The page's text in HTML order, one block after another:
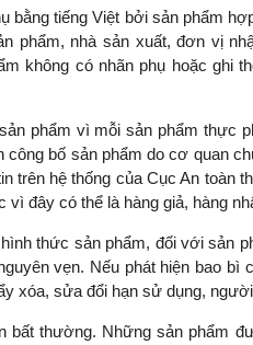
bằng tiếng Việt bởi sản phẩm
phẩm, nhà sản xuất, đơn vị
không có nhãn phụ hoặc ghi
phẩm vì mỗi sản phẩm thực
công bố sản phẩm do cơ quan
trên hệ thống của Cục An toàn
vì đây có thể là hàng giả, hàng
thức sản phẩm, đối với sản
vẹn. Nếu phát hiện bao bì
xóa, sửa đổi hạn sử dụng,
bất thường. Những sản phẩm